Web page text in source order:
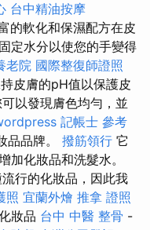
台中精油按摩
的軟化和保濕配方在皮
定水分以使您的手變得
老院 國際整復師證照
皮膚的pH值以保護皮
以發現膚色均勻，並
記帳士 參考
品品牌。 撥筋領行 它
加化妝品和洗髮水。
行的化妝品，因此我
照 宜蘭外燴 推拿 證照
妝品 台中 中醫 整骨 -